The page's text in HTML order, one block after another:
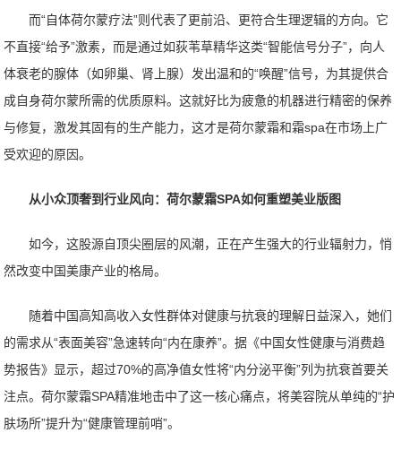
而“自体荷尔蒙疗法”则代表了更前沿、更符合生理逻辑的方向。它
不直接“给予”激素，而是通过如荻苇草精华这类“智能信号分子”，向人
体衰老的腺体（如卵巢、肾上腺）发出温和的“唤醒”信号，为其提供合
成自身荷尔蒙所需的优质原料。这就好比为疲惫的机器进行精密的保养
与修复，激发其固有的生产能力，这才是荷尔蒙霜和霜spa在市场上广
受欢迎的原因。
从小众顶奢到行业风向：荷尔蒙霜SPA如何重塑美业版图
如今，这股源自顶尖圈层的风潮，正在产生强大的行业辐射力，悄
然改变中国美康产业的格局。
随着中国高知高收入女性群体对健康与抗衰的理解日益深入，她们
的需求从“表面美容”急速转向“内在康养”。据《中国女性健康与消费趋
势报告》显示，超过70%的高净值女性将“内分泌平衡”列为抗衰首要关
注点。荷尔蒙霜SPA精准地击中了这一核心痛点，将美容院从单纯的“护
肤场所”提升为“健康管理前哨”。